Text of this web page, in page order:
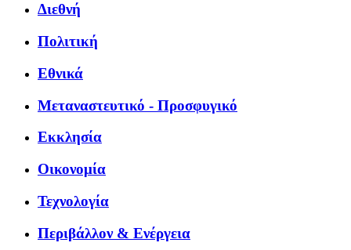
Διεθνή
Πολιτική
Εθνικά
Μεταναστευτικό - Προσφυγικό
Εκκλησία
Οικονομία
Τεχνολογία
Περιβάλλον & Ενέργεια